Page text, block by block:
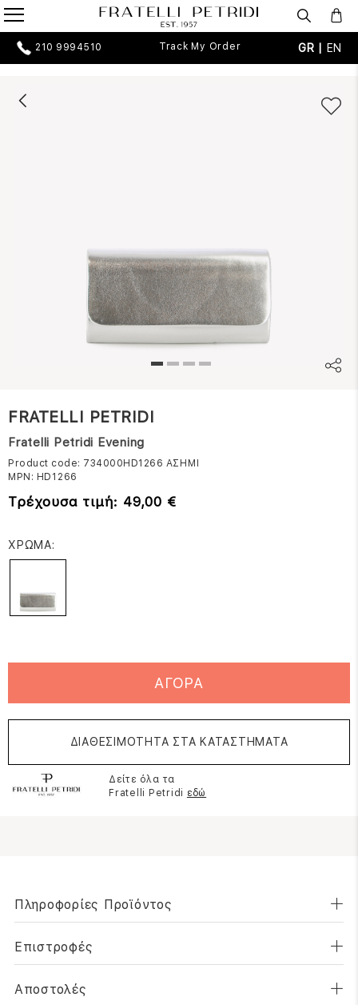
210 9994510 Track My Order GR | EN
FRATELLI PETRIDI
Fratelli Petridi Evening
Product code: 734000HD1266 ΑΣΗΜΙ
MPN: HD1266
Τρέχουσα τιμή: 49,00 €
ΧΡΩΜΑ:
ΑΓΟΡΑ
ΔΙΑΘΕΣΙΜΟΤΗΤΑ ΣΤΑ ΚΑΤΑΣΤΗΜΑΤΑ
Δείτε όλα τα
Fratelli Petridi εδώ
Πληροφορίες Προϊόντος
Επιστροφές
Αποστολές